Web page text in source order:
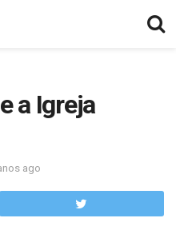
a Igreja
ago